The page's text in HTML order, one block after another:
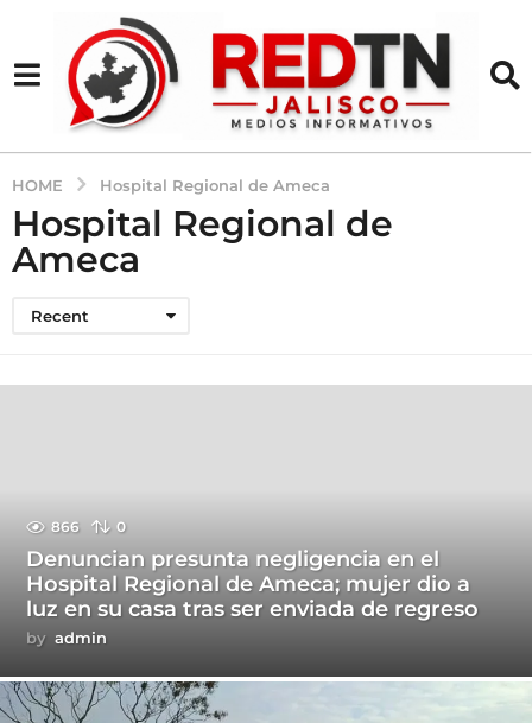
HOME Hospital Regional de Ameca
Hospital Regional de
Ameca
Recent
866 0
Denuncian presunta negligencia en el
Hospital Regional de Ameca; mujer dio a
luz en su casa tras ser enviada de regreso
by admin